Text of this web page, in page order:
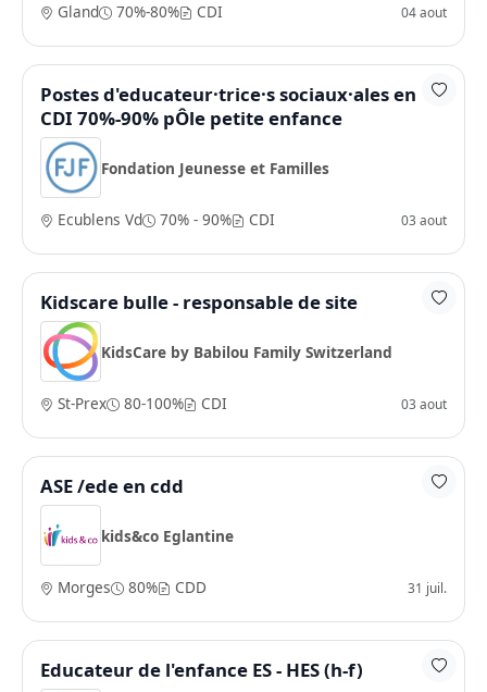
Gland 70%-80% CDI 04 aout
Postes d'educateur·trice·s sociaux·ales en
CDI 70%-90% pÔle petite enfance
Fondation Jeunesse et Familles
Ecublens Vd 70% - 90% CDI 03 aout
Kidscare bulle - responsable de site
KidsCare by Babilou Family Switzerland
St-Prex 80-100% CDI 03 aout
ASE /ede en cdd
kids&co Eglantine
Morges 80% CDD 31 juil.
Educateur de l'enfance ES - HES (h-f)